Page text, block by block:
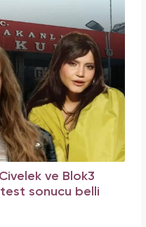
ve Blok3
sonucu belli